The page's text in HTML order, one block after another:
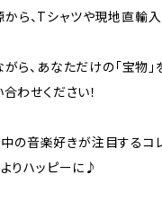
ら、Tシャツや現地直輸
ら、あなただけの「宝物」
わせください！
の音楽好きが注目するコレ
りハッピーに♪